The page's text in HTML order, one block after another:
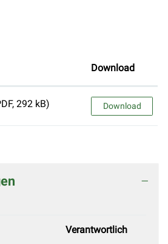
Download
292 kB) Download
Verantwortlich